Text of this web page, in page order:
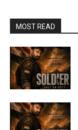
MOST READ